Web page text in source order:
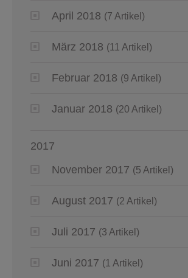
April 2018 (7 Artikel)
März 2018 (11 Artikel)
Februar 2018 (9 Artikel)
Januar 2018 (20 Artikel)
2017
November 2017 (5 Artikel)
August 2017 (2 Artikel)
Juli 2017 (3 Artikel)
Juni 2017 (1 Artikel)